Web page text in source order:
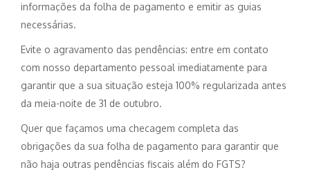
informações da folha de pagamento e emitir as guias
necessárias.
Evite o agravamento das pendências: entre em contato
com nosso departamento pessoal imediatamente para
garantir que a sua situação esteja 100% regularizada antes
da meia-noite de 31 de outubro.
Quer que façamos uma checagem completa das
obrigações da sua folha de pagamento para garantir que
não haja outras pendências fiscais além do FGTS?